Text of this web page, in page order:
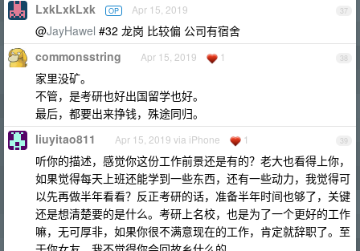
37
LxkLxkLxk OP Apr 15, 2019
@JayHawel #32 龙岗 比较偏 公司有宿舍
38
commonsstring Apr 15, 2019 1
家里没矿。
不管，是考研也好出国留学也好。
最后，都要出来挣钱，殊途同归。
39
liuyitao811 Apr 15, 2019 via iPhone 1
听你的描述，感觉你这份工作前景还是有的？老大也看得上你，
如果觉得每天上班还能学到一些东西，还有一些动力，我觉得可
以先再做半年看看？反正考研的话，准备半年时间也够了，关键
还是想清楚要的是什么。考研上名校，也是为了一个更好的工作
嘛，无可厚非，如果你很不满意现在的工作，肯定就辞职了。至